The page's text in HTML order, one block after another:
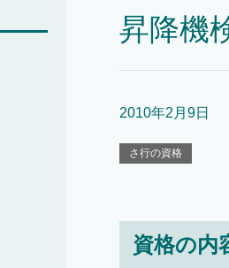
昇降機
2010年2月9日
さ行の資格
資格の内